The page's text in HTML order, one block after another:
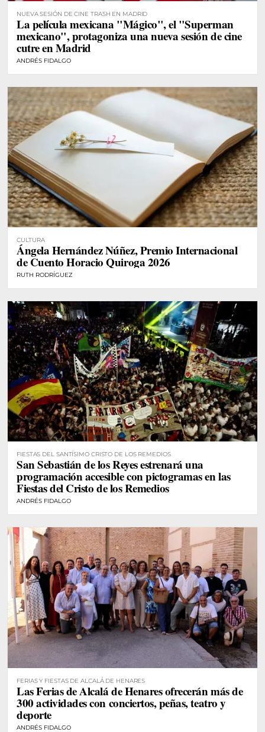
NUEVA SESIÓN DE CINE TRASH EN MADRID
La película mexicana "Mágico", el "Superman
mexicano", protagoniza una nueva sesión de cine
cutre en Madrid
ANDRÉS FIDALGO
CULTURA
Ángela Hernández Núñez, Premio Internacional
de Cuento Horacio Quiroga 2026
RUTH RODRÍGUEZ
FIESTAS DEL SANTÍSIMO CRISTO DE LOS REMEDIOS
San Sebastián de los Reyes estrenará una
programación accesible con pictogramas en las
Fiestas del Cristo de los Remedios
ANDRÉS FIDALGO
FERIAS Y FIESTAS DE ALCALÁ DE HENARES
Las Ferias de Alcalá de Henares ofrecerán más de
300 actividades con conciertos, peñas, teatro y
deporte
ANDRÉS FIDALGO